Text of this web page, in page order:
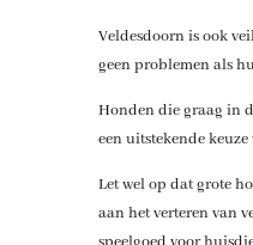
Veldesdoorn is ook
geen problemen als
Honden die graag in
een uitstekende
Let wel op dat grote
aan het verteren van